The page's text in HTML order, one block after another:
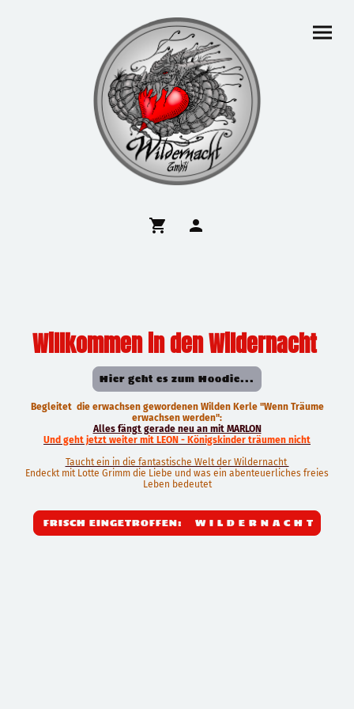
Willkommen in den Wildernacht
Hier geht es zum Hoodie...
Begleitet die erwachsen gewordenen Wilden Kerle "Wenn Träume
erwachsen werden":
Alles fängt gerade neu an mit MARLON
Und geht jetzt weiter mit LEON - Königskinder träumen nicht
Taucht ein in die fantastische Welt der Wildernacht
Endeckt mit Lotte Grimm die Liebe und was ein abenteuerliches freies
Leben bedeutet
FRISCH EINGETROFFEN: W I L D E R N A C H T